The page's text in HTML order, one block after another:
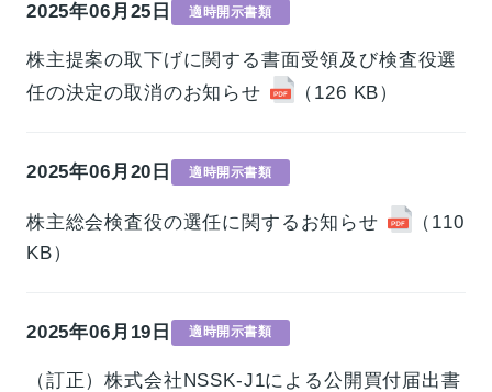
2025年06月25日 適時開示書類
株主提案の取下げに関する書面受領及び検査役選
任の決定の取消のお知らせ
（126 KB）
2025年06月20日 適時開示書類
株主総会検査役の選任に関するお知らせ
（110
KB）
2025年06月19日 適時開示書類
（訂正）株式会社NSSK-J1による公開買付届出書